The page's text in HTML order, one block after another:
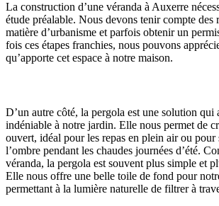
La construction d’une véranda à Auxerre
étude préalable. Nous devons tenir compte des
matière d’urbanisme et parfois obtenir un
fois ces étapes franchies, nous pouvons
qu’apporte cet espace à notre maison.
D’un autre côté, la pergola est une solution qui
indéniable à notre jardin. Elle nous permet de
ouvert, idéal pour les repas en plein air ou pour
l’ombre pendant les chaudes journées d’été.
véranda, la pergola est souvent plus simple et
Elle nous offre une belle toile de fond pour
permettant à la lumière naturelle de filtrer à